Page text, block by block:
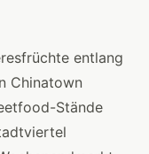
entlang
Chinatown
Stände